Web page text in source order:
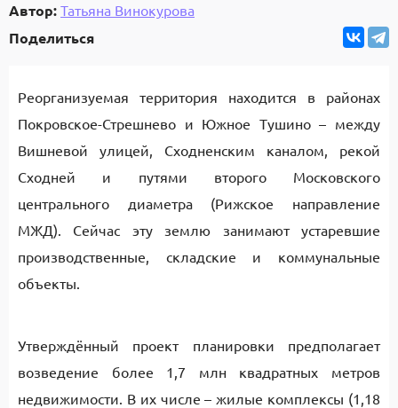
Автор: Татьяна Винокурова
Поделиться
Реорганизуемая территория находится в районах
Покровское-Стрешнево и Южное Тушино – между
Вишневой улицей, Сходненским каналом, рекой
Сходней и путями второго Московского
центрального диаметра (Рижское направление
МЖД). Сейчас эту землю занимают устаревшие
производственные, складские и коммунальные
объекты.
Утверждённый проект планировки предполагает
возведение более 1,7 млн квадратных метров
недвижимости. В их числе – жилые комплексы (1,18